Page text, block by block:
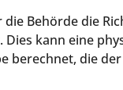
Behörde die
kann eine
berechnet, die